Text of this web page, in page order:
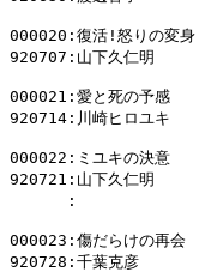
000020:復活!怒りの変身
920707:山下久仁明
000021:愛と死の予感
920714:川崎ヒロ
000022:ミユキの決意
920721:山下久仁
:
000023:傷だらけの再会
920728:千葉克彦